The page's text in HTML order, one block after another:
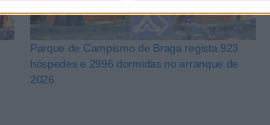
Parque de Campismo de Braga regista 923
hóspedes e 2996 dormidas no arranque de
2026